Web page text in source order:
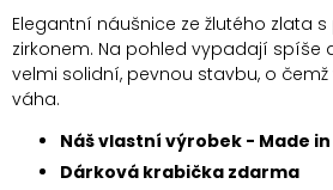
Elegantní náušnice ze žlutého zlata
zirkonem. Na pohled vypadají
velmi solidní, pevnou stavbu, o
váha.
Náš vlastní výrobek - Made
Dárková krabička zdarma